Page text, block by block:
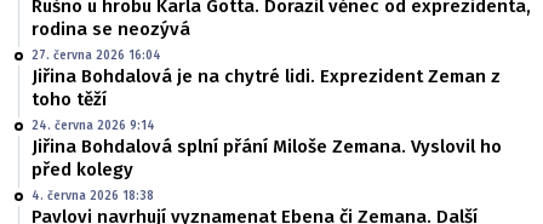
Rušno u hrobu Karla Gotta. Dorazil věnec od exprezidenta,
rodina se neozývá
27. června 2026 16:04
Jiřina Bohdalová je na chytré lidi. Exprezident Zeman z
toho těží
24. června 2026 9:14
Jiřina Bohdalová splní přání Miloše Zemana. Vyslovil ho
před kolegy
4. června 2026 18:38
Pavlovi navrhují vyznamenat Ebena či Zemana. Další